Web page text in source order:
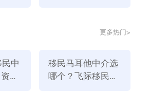
更多热门>
中
移民马耳他中介选
哪个？飞际移民是